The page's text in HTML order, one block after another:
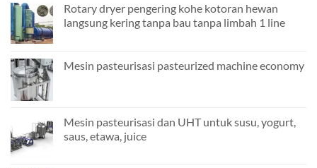
Rotary dryer pengering kohe kotoran hewan
langsung kering tanpa bau tanpa limbah 1 line
Mesin pasteurisasi pasteurized machine economy
Mesin pasteurisasi dan UHT untuk susu, yogurt,
saus, etawa, juice